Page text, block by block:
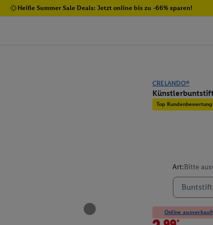
Heiße Summer Sale Deals: Jetzt online bis zu -66% sparen!
CRELANDO®
Top
Art:Bitte
Online